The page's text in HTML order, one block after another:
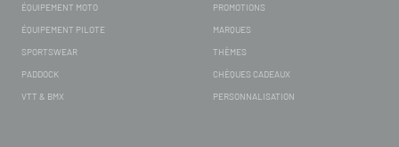
ÉQUIPEMENT MOTO
ÉQUIPEMENT PILOTE
SPORTSWEAR
PADDOCK
VTT & BMX
PROMOTIONS
MARQUES
THÈMES
CHÈQUES CADEAUX
PERSONNALISATION